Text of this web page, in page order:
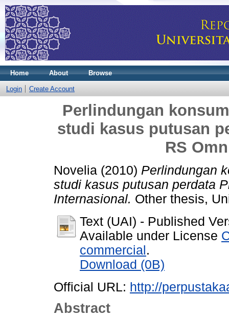
Home About Browse
Login Create Account
Perlindungan
studi kasus putusan
RS
Novelia (2010) Perlindungan
studi kasus putusan perdata
Internasional. Other thesis,
Text (UAI) - Published
Available under License
commercial.
Download (0B)
Official URL: http://
Abstract